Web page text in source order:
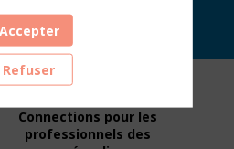
Les rendez-vous
Connections pour les
professionnels des
Accepter
Refuser